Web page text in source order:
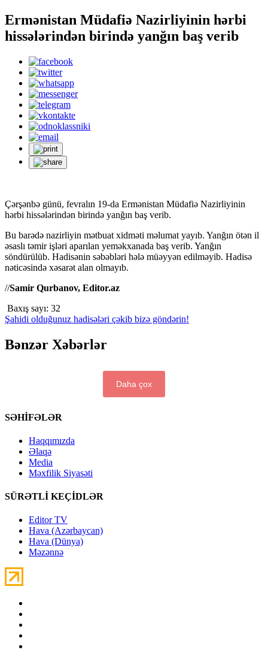
Ermənistan Müdafiə Nazirliyinin hərbi
hissələrindən birində yanğın baş verib
Çərşənbə günü, fevralın 19-da Ermənistan Müdafiə Nazirliyinin
hərbi hissələrindən birində yanğın baş verib.
Bu barədə nazirliyin mətbuat xidməti məlumat yayıb. Yanğın ötən il
əsaslı təmir işləri aparılan yeməkxanada baş verib. Yanğın
söndürülüb. Hadisənin səbəbləri hələ müəyyən edilməyib. Hadisə
nəticəsində xəsarət alan olmayıb.
//Samir Qurbanov, Editor.az
Baxış sayı: 32
Şahidi olduğunuz hadisələri çəkib bizə göndərin!
Bənzər Xəbərlər
Daha çox
SƏHİFƏLƏR
Haqqımızda
Əlaqə
Media
Məxfilik Siyasəti
SÜRƏTLİ KEÇİDLƏR
Editor TV
Hava (Azərbaycan)
Hava (Dünya)
Məzənnə